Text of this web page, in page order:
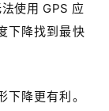
使用 GPS 应
下降找到最快
降更有利。